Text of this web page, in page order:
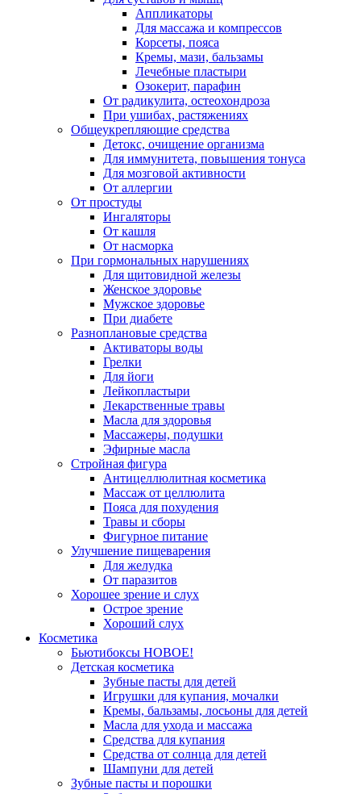
Аппликаторы
Для массажа и компрессов
Корсеты, пояса
Кремы, мази, бальзамы
Лечебные пластыри
Озокерит, парафин
От радикулита, остеохондроза
При ушибах, растяжениях
Общеукрепляющие средства
Детокс, очищение организма
Для иммунитета, повышения тонуса
Для мозговой активности
От аллергии
От простуды
Ингаляторы
От кашля
От насморка
При гормональных нарушениях
Для щитовидной железы
Женское здоровье
Мужское здоровье
При диабете
Разноплановые средства
Активаторы воды
Грелки
Для йоги
Лейкопластыри
Лекарственные травы
Масла для здоровья
Массажеры, подушки
Эфирные масла
Стройная фигура
Антицеллюлитная косметика
Массаж от целлюлита
Пояса для похудения
Травы и сборы
Фигурное питание
Улучшение пищеварения
Для желудка
От паразитов
Хорошее зрение и слух
Острое зрение
Хороший слух
Косметика
Бьютибоксы НОВОЕ!
Детская косметика
Зубные пасты для детей
Игрушки для купания, мочалки
Кремы, бальзамы, лосьоны для детей
Масла для ухода и массажа
Средства для купания
Средства от солнца для детей
Шампуни для детей
Зубные пасты и порошки